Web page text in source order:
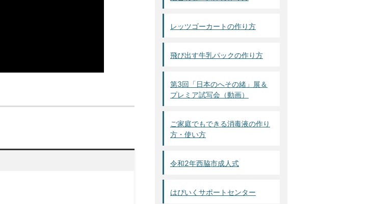
レッツゴーカートの作り方
飛び出す牛乳パックの作り方
第3回「日本のへその緒」展＆
プレミア試写会（動画）
ご家庭でもできる消毒液の作り
方・使い方
令和2年西脇市成人式
はぴいくサポートセンター